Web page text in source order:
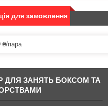
для замовлення
₴/пара
ДЛЯ ЗАНЯТЬ БОКСОМ ТА